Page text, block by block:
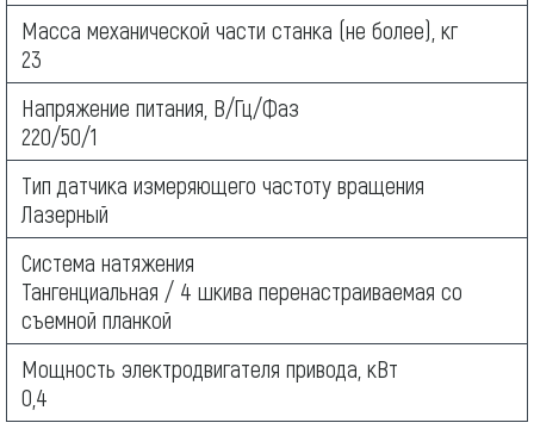
Масса механической части станка (не более), кг
23
Напряжение питания, В/Гц/Фаз
220/50/1
Тип датчика измеряющего частоту вращения
Лазерный
Система натяжения
Тангенциальная / 4 шкива перенастраиваемая со
съемной планкой
Мощность электродвигателя привода, кВт
0,4